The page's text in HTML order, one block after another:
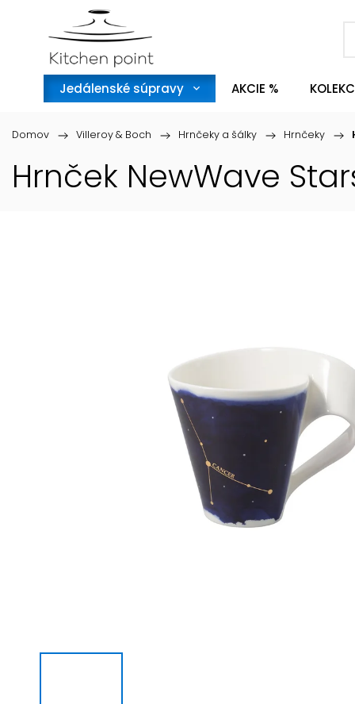
Jedálenské súpravy AKCIE %
Domov / Villeroy & Boch / Hrnčeky a šálky / Hrnčeky /
Hrnček NewWave